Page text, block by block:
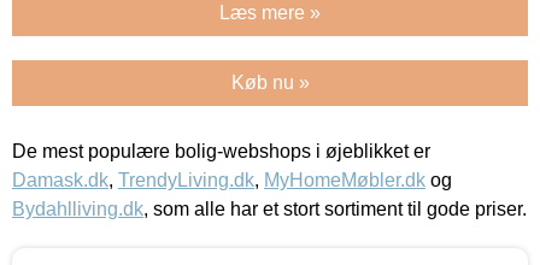
Læs mere »
Køb nu »
De mest populære bolig-webshops i øjeblikket er
Damask.dk, TrendyLiving.dk, MyHomeMøbler.dk og
Bydahlliving.dk, som alle har et stort sortiment til gode priser.